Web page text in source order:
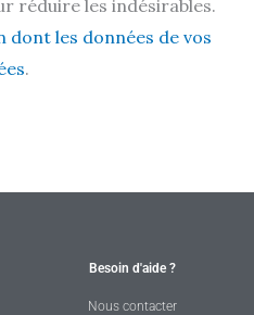
réduire les indésirables.
dont les données de vos
.
Besoin d'aide ?
Nous contacter